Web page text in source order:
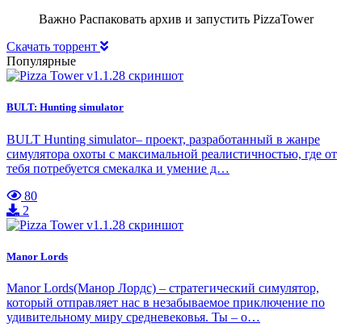
Важно Распаковать архив и запустить PizzaTower
Скачать торрент
Популярные
BULT: Hunting simulator
BULT Hunting simulator– проект, разработанный в жанре
симулятора охоты с максимальной реалистичностью, где от
тебя потребуется смекалка и умение д…
80
2
Manor Lords
Manor Lords(Манор Лордс) – стратегический симулятор,
который отправляет нас в незабываемое приключение по
удивительному миру средневековья. Ты – о…